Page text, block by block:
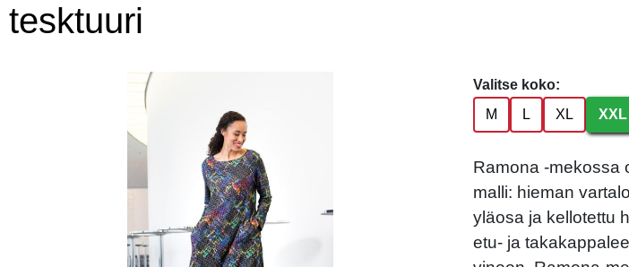
tesktuuri
Valitse koko:
M
L XL XXL
Ramona -mekossa
malli: hieman
yläosa ja kellotettu
etu- ja